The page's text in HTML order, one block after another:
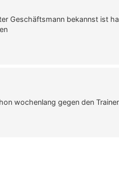
Geschäftsmann bekannst ist
wochenlang gegen den